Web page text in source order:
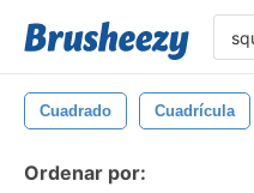
Cuadrado Cuadrícula
Ordenar por: